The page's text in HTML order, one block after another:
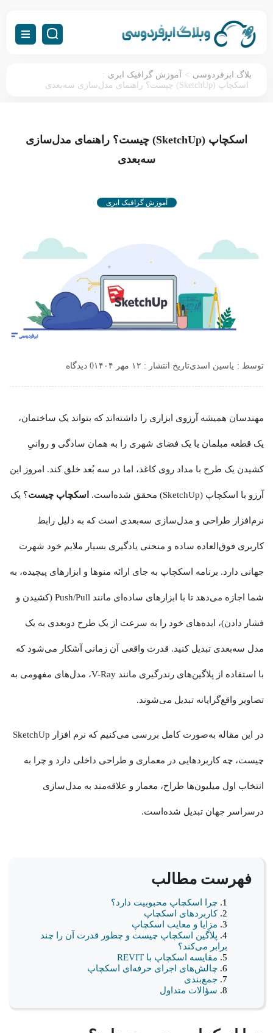
بلاگ ابرفردوسی > آموزش گرافیک ابری :
اسکچاپ (SketchUp) چیست؟ راهنمای مدل‌سازی سه‌بعدی
اسکچاپ (SketchUp) چیست؟ راهنمای مدل‌سازی
سه‌بعدی
آموزش گرافیک ابری
توسط : یاسین اسدیتاریخ انتشار : ۱۲ مهر ۱۴۰۴ 0 دیدگاه
مهندسان همیشه آرزوی ابزاری را داشته‌اند که بتواند یک ساختمان،
یک قطعه مبلمان یا یک فضای شهری را به همان سادگی و روانیِ
کشیدن یک طرح با مداد روی کاغذ، اما در سه بُعد خلق کند. امروز این
آرزو با اسکچاپ (SketchUp) محقق شده‌است. اسکچاپ چیست؟ یک
نرم‌افزار طراحی و مدل‌سازی سه‌بعدی است که به دلیل رابط
کاربری فوق‌العاده ساده و منحنی یادگیری بسیار ملایم خود شهرت
جهانی دارد. برنامه اسکچاپ به جای ارائه منوها و ابزارهای پیچیده، به
شما اجازه می‌دهد تا با ابزارهای ساده‌ای مانند Push/Pull (کشیدن و
فشار دادن)، ایده‌های خود را به سرعت از یک طرح دوبعدی به یک
مدل سه‌بعدی تبدیل کنید. قدرت واقعی آن زمانی آشکار می‌شود که
با استفاده از پلاگین‌های رندرگیری مانند V-Ray، مدل‌های مفهومی به
تصاویر واقع‌گرایانه تبدیل می‌شوند.
در این مقاله به‌صورت کامل بررسی می‌کنیم که نرم افزار SketchUp
چیست، چه کاربردهایی در معماری و طراحی داخلی دارد و چرا به
انتخاب اول میلیون‌ها طراح، معمار و علاقه‌مند به مدل‌سازی
درسراسر جهان تبدیل شده‌است.
فهرست مطالب
چرا اسکچاپ محبوبیت دارد؟
کاربردهای اسکچاپ
مزایا و معایب اسکچاپ
پلاگین اسکچاپ چیست و چطور قدرت آن را چند
برابر می‌کند؟
مقایسه اسکچاپ با REVIT
چالش‌های اجرای حرفه‌ای اسکچاپ
جمع‌بندی
سؤالات متداول